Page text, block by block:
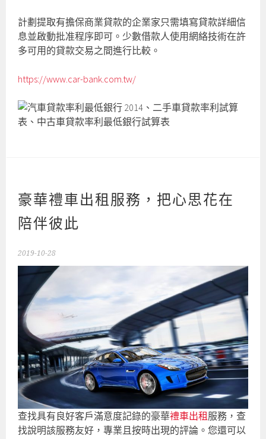
計劃提取有擔保商業貸款的企業家只需填寫貸款詳細信
息並啟動批准程序即可。少數借款人使用網絡技術在許
多可用的貸款交易之間進行比較。
https://www.car-bank.com.tw/
豪華禮車出租服務，把心思花在
陪伴彼此
2019-10-28
查找具有良好客戶滿意度記錄的豪華禮車出租服務，查
找說明該服務友好，專業且按時出現的評論。您還可以